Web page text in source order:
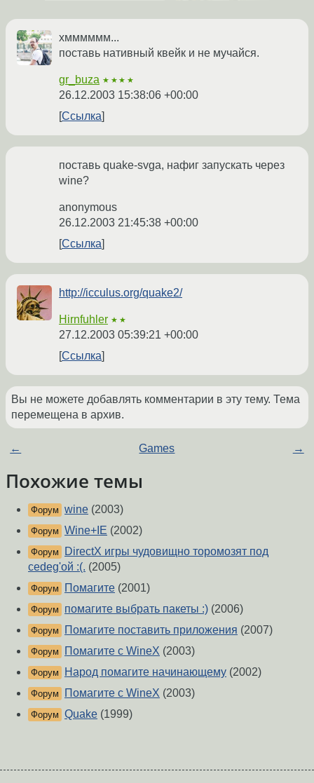
хмммммм...
поставь нативный квейк и не мучайся.
gr_buza ★★★★
26.12.2003 15:38:06 +00:00
Ссылка
поставь quake-svga, нафиг запускать через
wine?
anonymous
26.12.2003 21:45:38 +00:00
Ссылка
http://icculus.org/quake2/
Hirnfuhler ★★
27.12.2003 05:39:21 +00:00
Ссылка
Вы не можете добавлять комментарии в эту тему. Тема
перемещена в архив.
← Games →
Похожие темы
Форум wine (2003)
Форум Wine+IE (2002)
Форум
DirectX игры чудовищно торомозят под
cedeg'ой :(. (2005)
Форум Помагите (2001)
Форум помагите выбрать пакеты :) (2006)
Форум Помагите поставить приложения (2007)
Форум Помагите с WineX (2003)
Форум Народ помагите начинающему (2002)
Форум Помагите с WineX (2003)
Форум Quake (1999)